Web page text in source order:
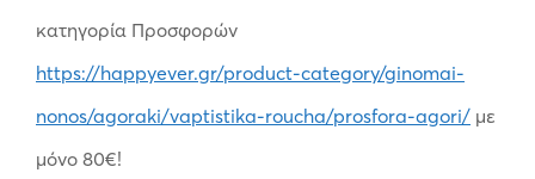
κατηγορία Προσφορών
https://happyever.gr/product-category/ginomai-
nonos/agoraki/vaptistika-roucha/prosfora-agori/ με
μόνο 80€!